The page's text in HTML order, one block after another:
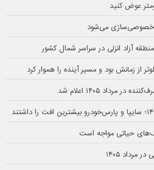
خصوصی‌سازی می‌شود
آزاد انزلی در سراسر شمال کشور
حیاتی مواجه است
۱۴۰۵